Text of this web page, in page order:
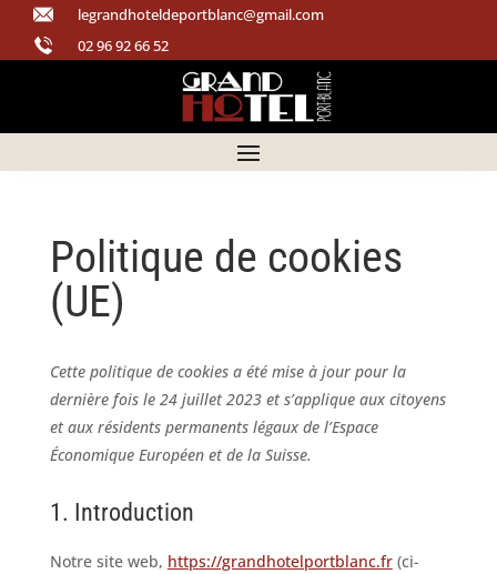
legrandhoteldeportblanc@gmail.com
02 96 92 66 52
Politique de cookies
(UE)
Cette politique de cookies a été mise à jour pour la
dernière fois le 24 juillet 2023 et s’applique aux citoyens
et aux résidents permanents légaux de l’Espace
Économique Européen et de la Suisse.
1. Introduction
Notre site web, https://grandhotelportblanc.fr(ci-